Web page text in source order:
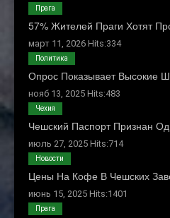
57% Жителей Праги Хотят
март 11, 2026 Hits:334
Прага
Опрос Показывает Высокие
нояб 13, 2025 Hits:483
Политика
Чешский Паспорт Признан
июль 27, 2025 Hits:714
Чехия
Цены На Кофе В Чешских
июнь 15, 2025 Hits:1401
Новости
Прага